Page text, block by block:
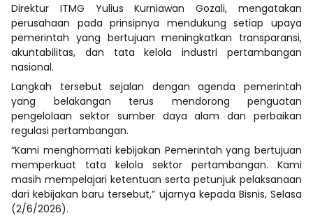
Direktur ITMG Yulius Kurniawan Gozali, mengatakan
perusahaan pada prinsipnya mendukung setiap upaya
pemerintah yang bertujuan meningkatkan transparansi,
akuntabilitas, dan tata kelola industri pertambangan
nasional.
Langkah tersebut sejalan dengan agenda pemerintah
yang belakangan terus mendorong penguatan
pengelolaan sektor sumber daya alam dan perbaikan
regulasi pertambangan.
“Kami menghormati kebijakan Pemerintah yang bertujuan
memperkuat tata kelola sektor pertambangan. Kami
masih mempelajari ketentuan serta petunjuk pelaksanaan
dari kebijakan baru tersebut,” ujarnya kepada Bisnis, Selasa
(2/6/2026).